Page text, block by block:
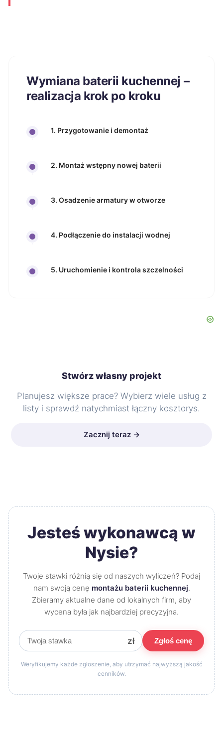
Wymiana baterii kuchennej –
realizacja krok po kroku
1. Przygotowanie i demontaż
2. Montaż wstępny nowej baterii
3. Osadzenie armatury w otworze
4. Podłączenie do instalacji wodnej
5. Uruchomienie i kontrola szczelności
Stwórz własny projekt
Planujesz większe prace? Wybierz wiele usług z
listy i sprawdź natychmiast łączny kosztorys.
Zacznij teraz →
Jesteś wykonawcą w
Nysie?
Twoje stawki różnią się od naszych wyliczeń? Podaj
nam swoją cenę montażu baterii kuchennej.
Zbieramy aktualne dane od lokalnych firm, aby
wycena była jak najbardziej precyzyjna.
zł Zgłoś cenę
Weryfikujemy każde zgłoszenie, aby utrzymać najwyższą jakość
cenników.